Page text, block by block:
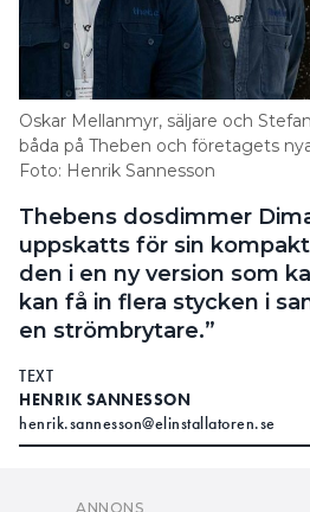
Thebens dosdimmer
uppskatts för sin
den i en ny version som
kan få in flera stycken i
en strömbrytare.”
TEXT
henrik.sannesson@elinstallatoren.se
HÄR ÄR